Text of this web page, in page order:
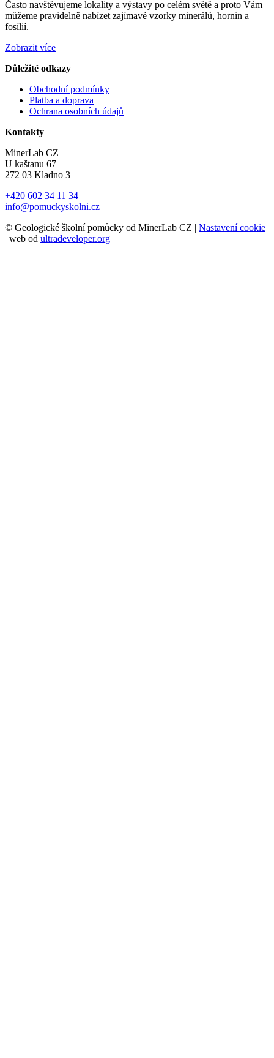
Často navštěvujeme lokality a výstavy po celém světě a proto Vám
můžeme pravidelně nabízet zajímavé vzorky minerálů, hornin a
fosílií.
Zobrazit více
Důležité odkazy
Obchodní podmínky
Platba a doprava
Ochrana osobních údajů
Kontakty
MinerLab CZ
U kaštanu 67
272 03 Kladno 3
+420 602 34 11 34
info@pomuckyskolni.cz
© Geologické školní pomůcky od MinerLab CZ | Nastavení cookie
| web od ultradeveloper.org